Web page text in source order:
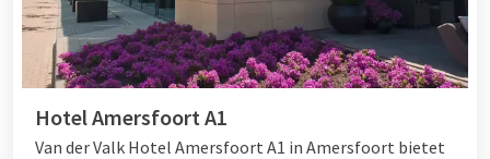
Nacht weg
bei Van der Valk haben Sie die Zeit, sowohl im
Hotel zu entspannen als auch Ausflüge in die Umgebung zu
machen.
Hotel Amersfoort A1
Van der Valk Hotel Amersfoort A1 in Amersfoort bietet